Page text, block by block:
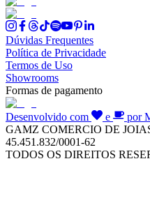
Dúvidas Frequentes
Política de Privacidade
Termos de Uso
Showrooms
Formas de pagamento
Desenvolvido com e
por
GAMZ COMERCIO DE
45.451.832/0001-62
TODOS OS DIREITOS